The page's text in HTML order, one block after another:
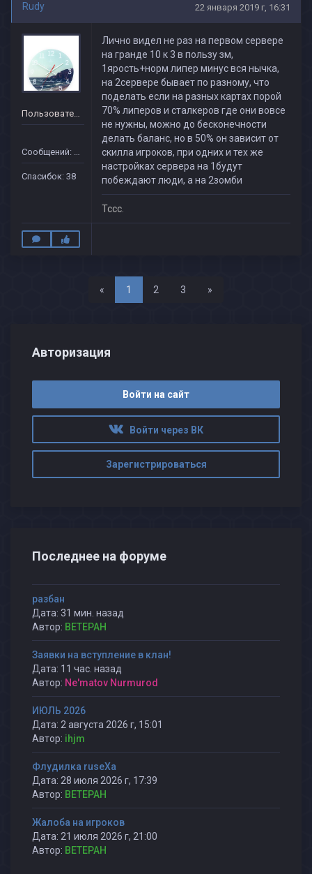
Rudy 22 января 2019 г, 16:31
Пользователь
Сообщений: 84
Спасибок: 38
Лично видел не раз на первом сервере
на гранде 10 к 3 в пользу зм,
1ярость+норм липер минус вся нычка,
на 2сервере бывает по разному, что
поделать если на разных картах порой
70% липеров и сталкеров где они вовсе
не нужны, можно до бесконечности
делать баланс, но в 50% он зависит от
скилла игроков, при одних и тех же
настройках сервера на 1будут
побеждают люди, а на 2зомби
Тссс.
« Назад
1 2 3 »
Авторизация
Войти на сайт
Войти через ВК
Зарегистрироваться
Последнее на форуме
разбан
Дата: 31 мин. назад
Автор: BETEPAH
Заявки на вступление в клан!
Дата: 11 час. назад
Автор: Ne'matov Nurmurod
ИЮЛЬ 2026
Дата: 2 августа 2026 г, 15:01
Автор: ihjm
Флудилка ruseXа
Дата: 28 июля 2026 г, 17:39
Автор: BETEPAH
Жалоба на игроков
Дата: 21 июля 2026 г, 21:00
Автор: BETEPAH